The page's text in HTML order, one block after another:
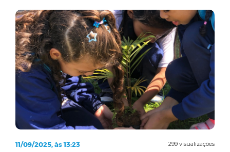
299 visualizações
11/09/2025, às 13:23